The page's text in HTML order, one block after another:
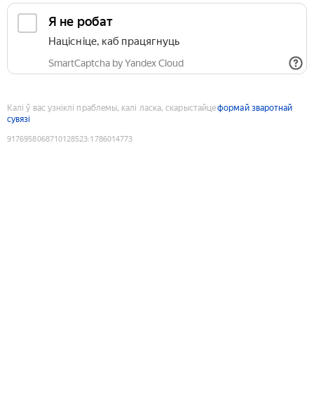
Я не робат
Націсніце, каб працягнуць
SmartCaptcha by Yandex Cloud
Калі ў вас узніклі праблемы, калі ласка, скарыстайцеформай зваротнай
сувязі
9176958068710128523:1786014773